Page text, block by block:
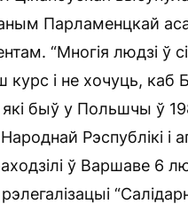
Парламенцкай
“Многія людзі ў
і не хочуць, каб
быў у Польшчы ў
Рэспублікі і
ў Варшаве 6